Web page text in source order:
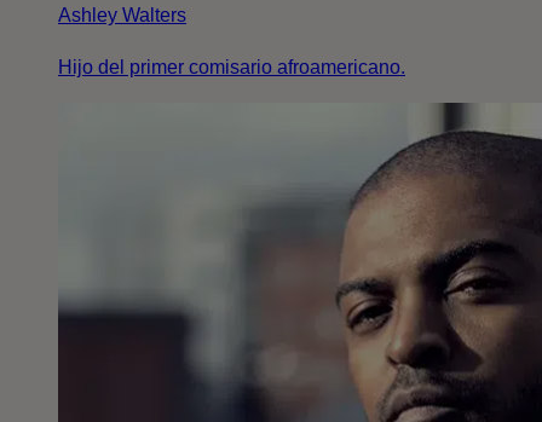
Ashley Walters
Hijo del primer comisario afroamericano.